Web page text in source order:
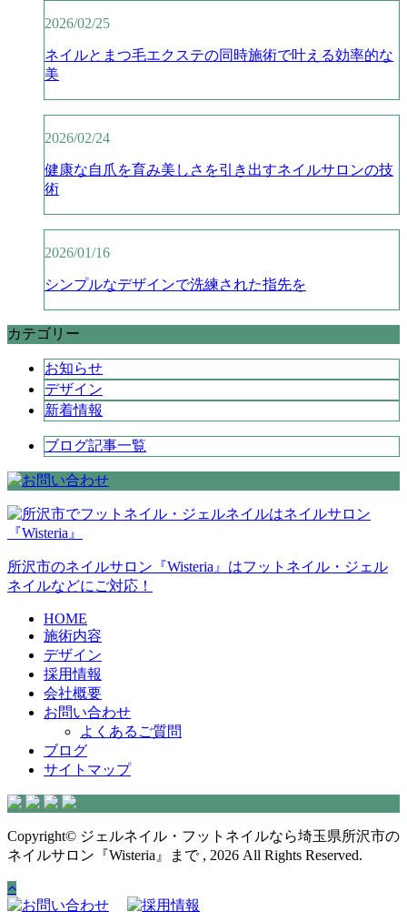
2026/02/25
ネイルとまつ毛エクステの同時施術で叶える効率的な
美
2026/02/24
健康な自爪を育み美しさを引き出すネイルサロンの技
術
2026/01/16
シンプルなデザインで洗練された指先を
カテゴリー
お知らせ
デザイン
新着情報
ブログ記事一覧
所沢市のネイルサロン『Wisteria』はフットネイル・ジェル
ネイルなどにご対応！
HOME
施術内容
デザイン
採用情報
会社概要
お問い合わせ
よくあるご質問
ブログ
サイトマップ
Copyright© ジェルネイル・フットネイルなら埼玉県所沢市の
ネイルサロン『Wisteria』まで , 2026 All Rights Reserved.